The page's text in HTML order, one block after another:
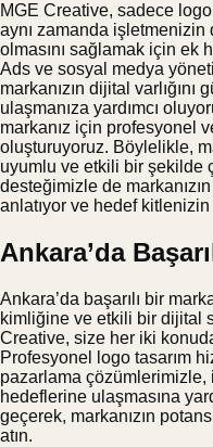
MGE Creative, sadece
aynı zamanda
olmasını sağlamak için ek
Ads ve sosyal medya
markanızın dijital
ulaşmanıza yardımcı
markanız için profesyonel
oluşturuyoruz. Böylelikle,
uyumlu ve etkili bir şekilde
desteğimizle de
anlatıyor ve hedef
Ankara’da
Ankara’da başarılı bir
kimliğine ve etkili bir dijital
Creative, size her iki
Profesyonel logo tasarım
pazarlama
hedeflerine ulaşmasına
geçerek, markanızın
atın.